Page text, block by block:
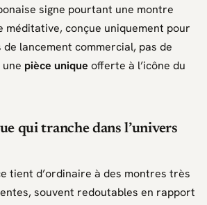
signe pourtant une montre
méditative, conçue uniquement pour
de lancement commercial, pas de
pièce unique offerte à l’icône du
qui tranche dans l’univers
tient d’ordinaire à des montres très
souvent redoutables en rapport